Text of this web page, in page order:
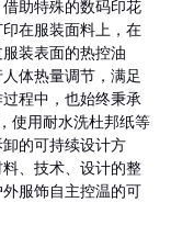
助特殊的数码印花
在服装面料上，在
装表面的热控油
体热量调节，满足
程中，也始终秉承
使用耐水洗杜邦纸等
的可持续设计方
、技术、设计的整
服饰自主控温的可